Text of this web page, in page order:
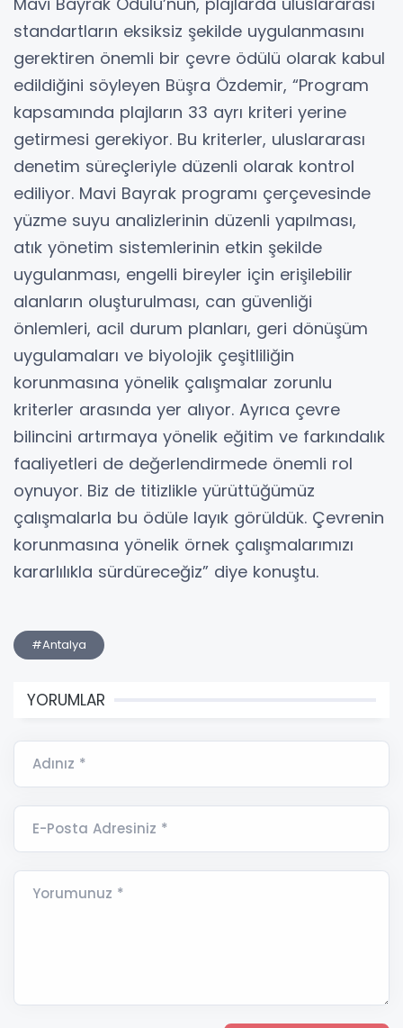
standartların eksiksiz şekilde uygulanmasını
gerektiren önemli bir çevre ödülü olarak kabul
edildiğini söyleyen Büşra Özdemir, “Program
kapsamında plajların 33 ayrı kriteri yerine
getirmesi gerekiyor. Bu kriterler, uluslararası
denetim süreçleriyle düzenli olarak kontrol
ediliyor. Mavi Bayrak programı çerçevesinde
yüzme suyu analizlerinin düzenli yapılması,
atık yönetim sistemlerinin etkin şekilde
uygulanması, engelli bireyler için erişilebilir
alanların oluşturulması, can güvenliği
önlemleri, acil durum planları, geri dönüşüm
uygulamaları ve biyolojik çeşitliliğin
korunmasına yönelik çalışmalar zorunlu
kriterler arasında yer alıyor. Ayrıca çevre
bilincini artırmaya yönelik eğitim ve farkındalık
faaliyetleri de değerlendirmede önemli rol
oynuyor. Biz de titizlikle yürüttüğümüz
çalışmalarla bu ödüle layık görüldük. Çevrenin
korunmasına yönelik örnek çalışmalarımızı
kararlılıkla sürdüreceğiz” diye konuştu.
#Antalya
YORUMLAR
Adınız *
E-Posta Adresiniz *
Yorumunuz *